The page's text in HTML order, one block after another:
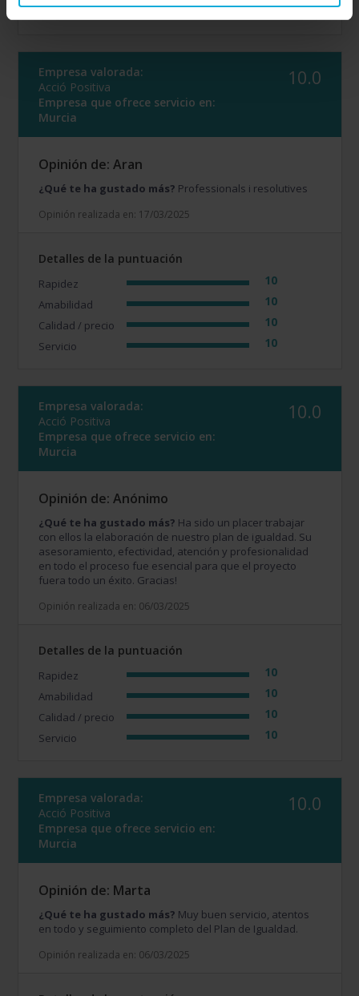
Servicio 10
Empresa valorada:
Acció Positiva
Empresa que ofrece servicio en:
Murcia
10.0
Opinión de: Aran
¿Qué te ha gustado más? Professionals i resolutives
Opinión realizada en: 17/03/2025
Detalles de la puntuación
Rapidez 10
Amabilidad 10
Calidad / precio 10
Servicio 10
Empresa valorada:
Acció Positiva
Empresa que ofrece servicio en:
Murcia
10.0
Opinión de: Anónimo
¿Qué te ha gustado más? Ha sido un placer trabajar
con ellos la elaboración de nuestro plan de igualdad. Su
asesoramiento, efectividad, atención y profesionalidad
en todo el proceso fue esencial para que el proyecto
fuera todo un éxito. Gracias!
Opinión realizada en: 06/03/2025
Detalles de la puntuación
Rapidez 10
Amabilidad 10
Calidad / precio 10
Servicio 10
Empresa valorada:
Acció Positiva
Empresa que ofrece servicio en:
Murcia
10.0
Opinión de: Marta
¿Qué te ha gustado más? Muy buen servicio, atentos
en todo y seguimiento completo del Plan de Igualdad.
Opinión realizada en: 06/03/2025